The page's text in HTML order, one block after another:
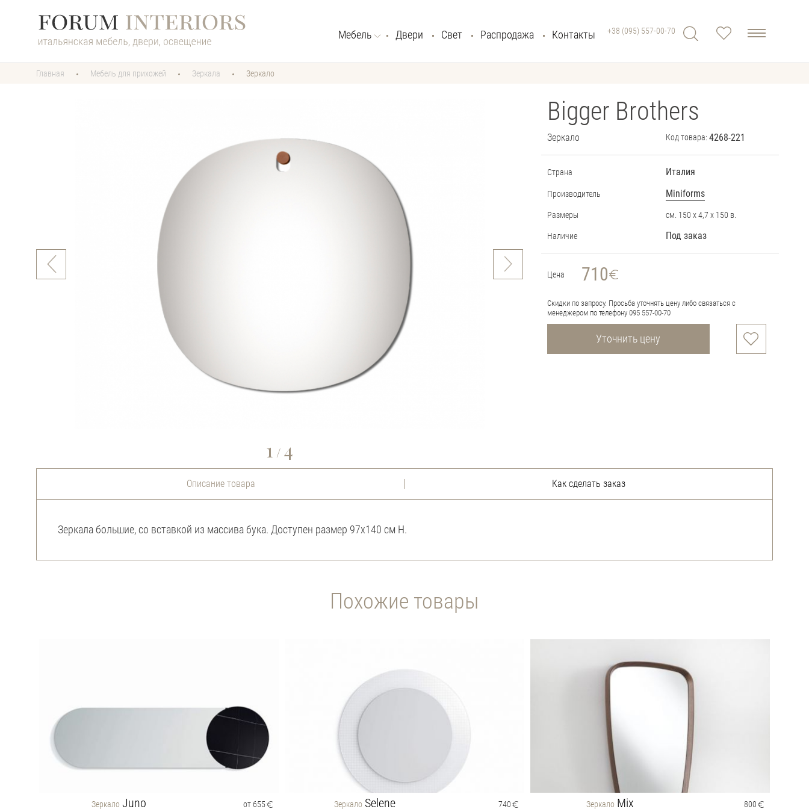
Мебель Двери Свет Распродажа Контакты +38 (095) 557-00-70
Главная Мебель для прихожей Зеркала Зеркало
1 / 4
Bigger Brothers
Зеркало Код товара:4268-221
Страна Италия
Производитель Miniforms
Размеры см. 150 х 4,7 х 150 в.
Наличие Под заказ
Цена 710
Скидки по запросу. Просьба уточнять цену либо связаться с
менеджером по телефону 095 557-00-70
Уточнить цену
Описание товара Как сделать заказ
Зеркала большие, со вставкой из массива бука. Доступен размер 97х140 см Н.
Похожие товары
Зеркало Juno от 655 Зеркало Selene 740 Зеркало Mix 800